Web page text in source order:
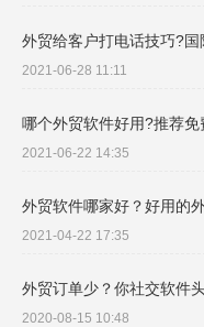
外贸给客户打电话技巧?
2021-06-28 11:11
哪个外贸软件好用?推荐免
2021-06-22 14:35
外贸软件哪家好？好用的
2021-04-22 17:35
外贸订单少？你社交软件
2020-08-15 10:48